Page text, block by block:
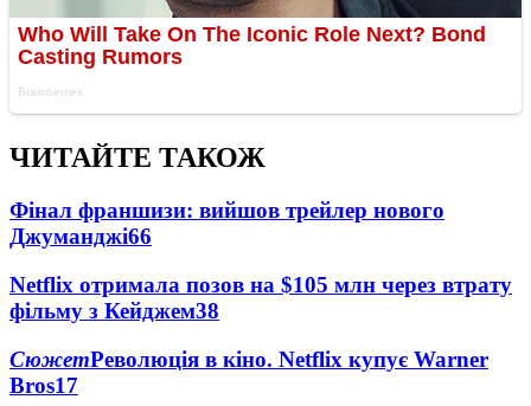
ЧИТАЙТЕ ТАКОЖ
Фінал франшизи: вийшов трейлер нового
Джуманджі66
Netflix отримала позов на $105 млн через втрату
фільму з Кейджем38
СюжетРеволюція в кіно. Netflix купує Warner
Bros17